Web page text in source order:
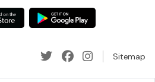
Sitemap